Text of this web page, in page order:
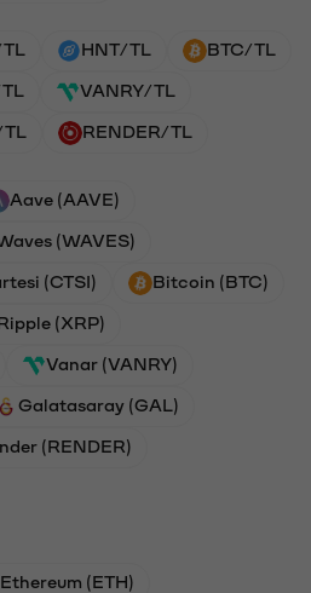
HNT/TL BTC/TL
VANRY/TL
TL RENDER/TL
Aave (AAVE)
(WAVES)
(CTSI) Bitcoin (BTC)
Ripple (XRP)
Vanar (VANRY)
Galatasaray (GAL)
(RENDER)
Ethereum (ETH)